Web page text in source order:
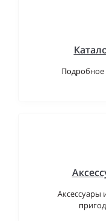
Подробное
Аксессуары